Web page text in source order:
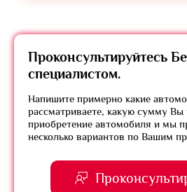
Проконсультируйтесь
специалистом.
Напишите примерно какие
рассматриваете, какую сумму Вы
приобретение автомобиля и мы
несколько вариантов по Вашим